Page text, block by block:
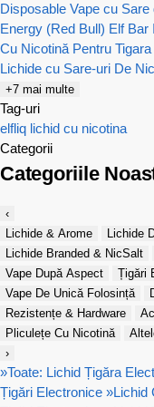
Disposable Vape cu Sare
Energy (Red Bull) Elf Bar
Cu Nicotină Pentru
Lichide cu Sare-uri De
+7 mai multe
Tag-uri
elfliq lichid cu nicotina
Categorii
Categoriile
‹
Lichide & Arome
Lichide
Lichide Branded & NicSalt
Vape După Aspect
Țigări
Vape De Unică Folosință
Rezistențe & Hardware
Pliculețe Cu Nicotină
›
»Toate: Lichid Țigăra
Țigări Electronice »Lichid